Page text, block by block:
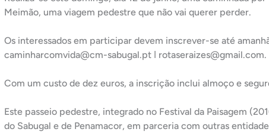
Meimão, uma viagem pedestre que não vai querer perder.
Os interessados em participar devem inscrever-se até
caminharcomvida@cm-sabugal.pt ǀ rotaseraizes@gmail.com.
Com um custo de dez euros, a inscrição inclui almoço e
Este passeio pedestre, integrado no Festival da Paisagem
do Sabugal e de Penamacor, em parceria com outras